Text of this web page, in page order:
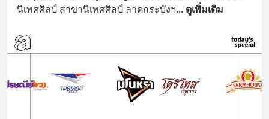
นิเทศศิลป์ สาขานิเทศศิลป์ ลาดกระบังฯ... ดูเพิ่มเติม